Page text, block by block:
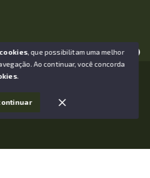
ajudar. Vamos juntos nessa jornada
vida?
João Losano Corretor de Imóveis -
cookies, que possibilitam uma melhor
Ao continuar, você concorda
.